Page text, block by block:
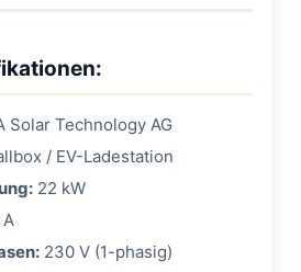
Solar Technology AG
/ EV-Ladestation
22 kW
230 V (1-phasig)